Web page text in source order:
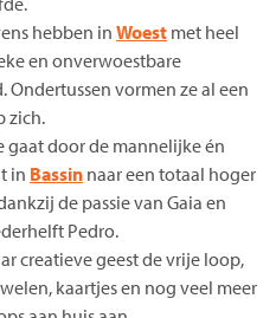
hebben in Woest met heel
en onverwoestbare
vormen ze al een
zich.
gaat door de mannelijke én
in Bassin naar een totaal hoger
de passie van Gaia en
Pedro.
creatieve geest de vrije loop,
kaartjes en nog veel meer